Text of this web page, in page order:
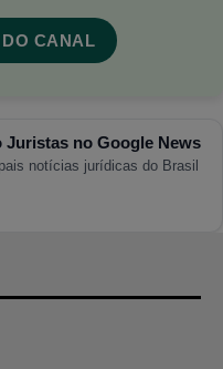
CANAL
Juristas no Google News
notícias jurídicas do Brasil